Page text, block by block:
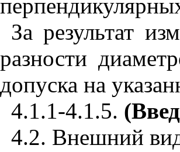
За результат
разности
допуска на
4.1.1-4.1.5.
4.2. Внешний